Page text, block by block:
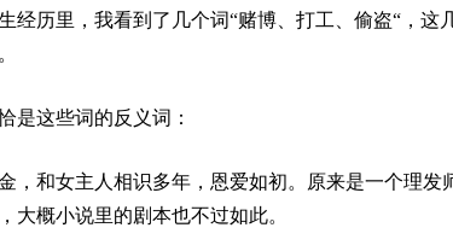
经历里，我看到了几个词“赌博、打工、偷盗“，这
是这些词的反义词：
，和女主人相识多年，恩爱如初。原来是一个理发
大概小说里的剧本也不过如此。